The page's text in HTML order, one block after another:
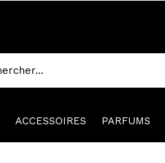
ACCESSOIRES PARFUMS